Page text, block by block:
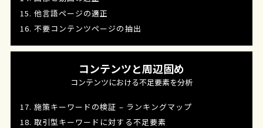
15. 他言語ページの適正
16. 不要コンテンツページの抽出
コンテンツと周辺固め
コンテンツにおける不足要素を分析
17. 施策キーワードの検証 – ランキングマップ
18. 取引型キーワードに対する不足要素